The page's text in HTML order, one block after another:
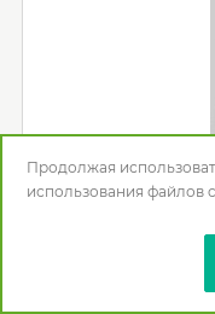
Кухня Бетоны
снежный/
Продолжая
использования файлов